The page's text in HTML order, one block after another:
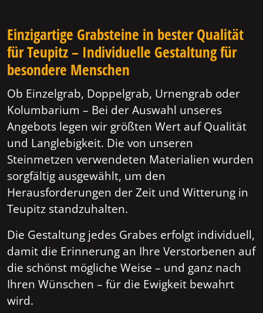
Einzigartige Grabsteine in bester Qualität
für Teupitz – Individuelle Gestaltung für
besondere Menschen
Ob Einzelgrab, Doppelgrab, Urnengrab oder
Kolumbarium – Bei der Auswahl unseres
Angebots legen wir größten Wert auf Qualität
und Langlebigkeit. Die von unseren
Steinmetzen verwendeten Materialien wurden
sorgfältig ausgewählt, um den
Herausforderungen der Zeit und Witterung in
Teupitz standzuhalten.
Die Gestaltung jedes Grabes erfolgt individuell,
damit die Erinnerung an Ihre Verstorbenen auf
die schönst mögliche Weise – und ganz nach
Ihren Wünschen – für die Ewigkeit bewahrt
wird.